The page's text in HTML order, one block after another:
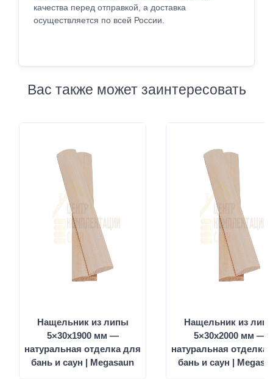
качества перед отправкой, а доставка
осуществляется по всей России.
Вас также может заинтересовать
Нащельник из липы
5×30х1900 мм —
натуральная отделка для
бань и саун | Megasaun
Нащельник из
5×30x2000 мм —
натуральная отделка
бань и саун |